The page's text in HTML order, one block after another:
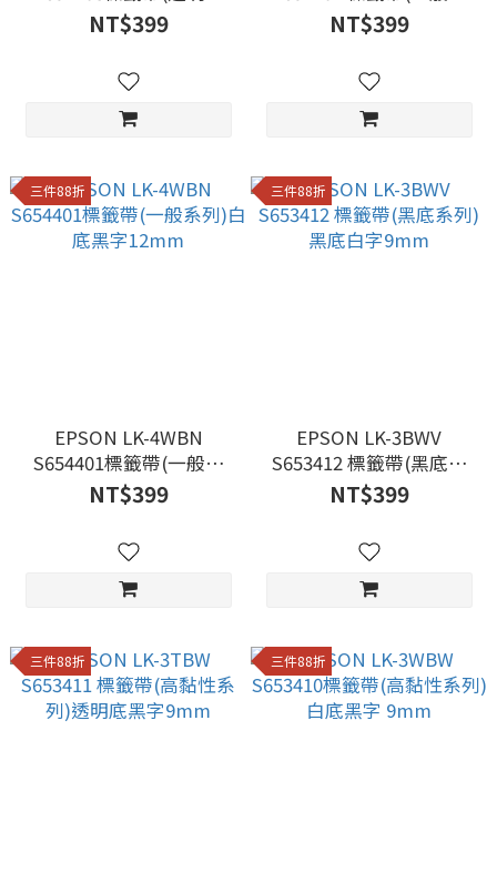
列)透明底黑字12mm
NT$399
列)白底紅字12mm
NT$399
三件88折
EPSON LK-4WBN
S654401標籤帶(一般系
列)白底黑字12mm
NT$399
三件88折
EPSON LK-3BWV
S653412 標籤帶(黑底系
列)黑底白字9mm
NT$399
三件88折 三件88折